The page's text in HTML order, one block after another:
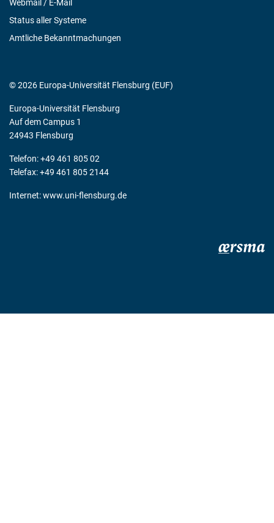
Webmail / E-Mail
Status aller Systeme
Amtliche Bekanntmachungen
© 2026 Europa-Universität Flensburg (EUF)
Europa-Universität Flensburg
Auf dem Campus 1
24943 Flensburg
Telefon: +49 461 805 02
Telefax: +49 461 805 2144
Internet:www.uni-flensburg.de